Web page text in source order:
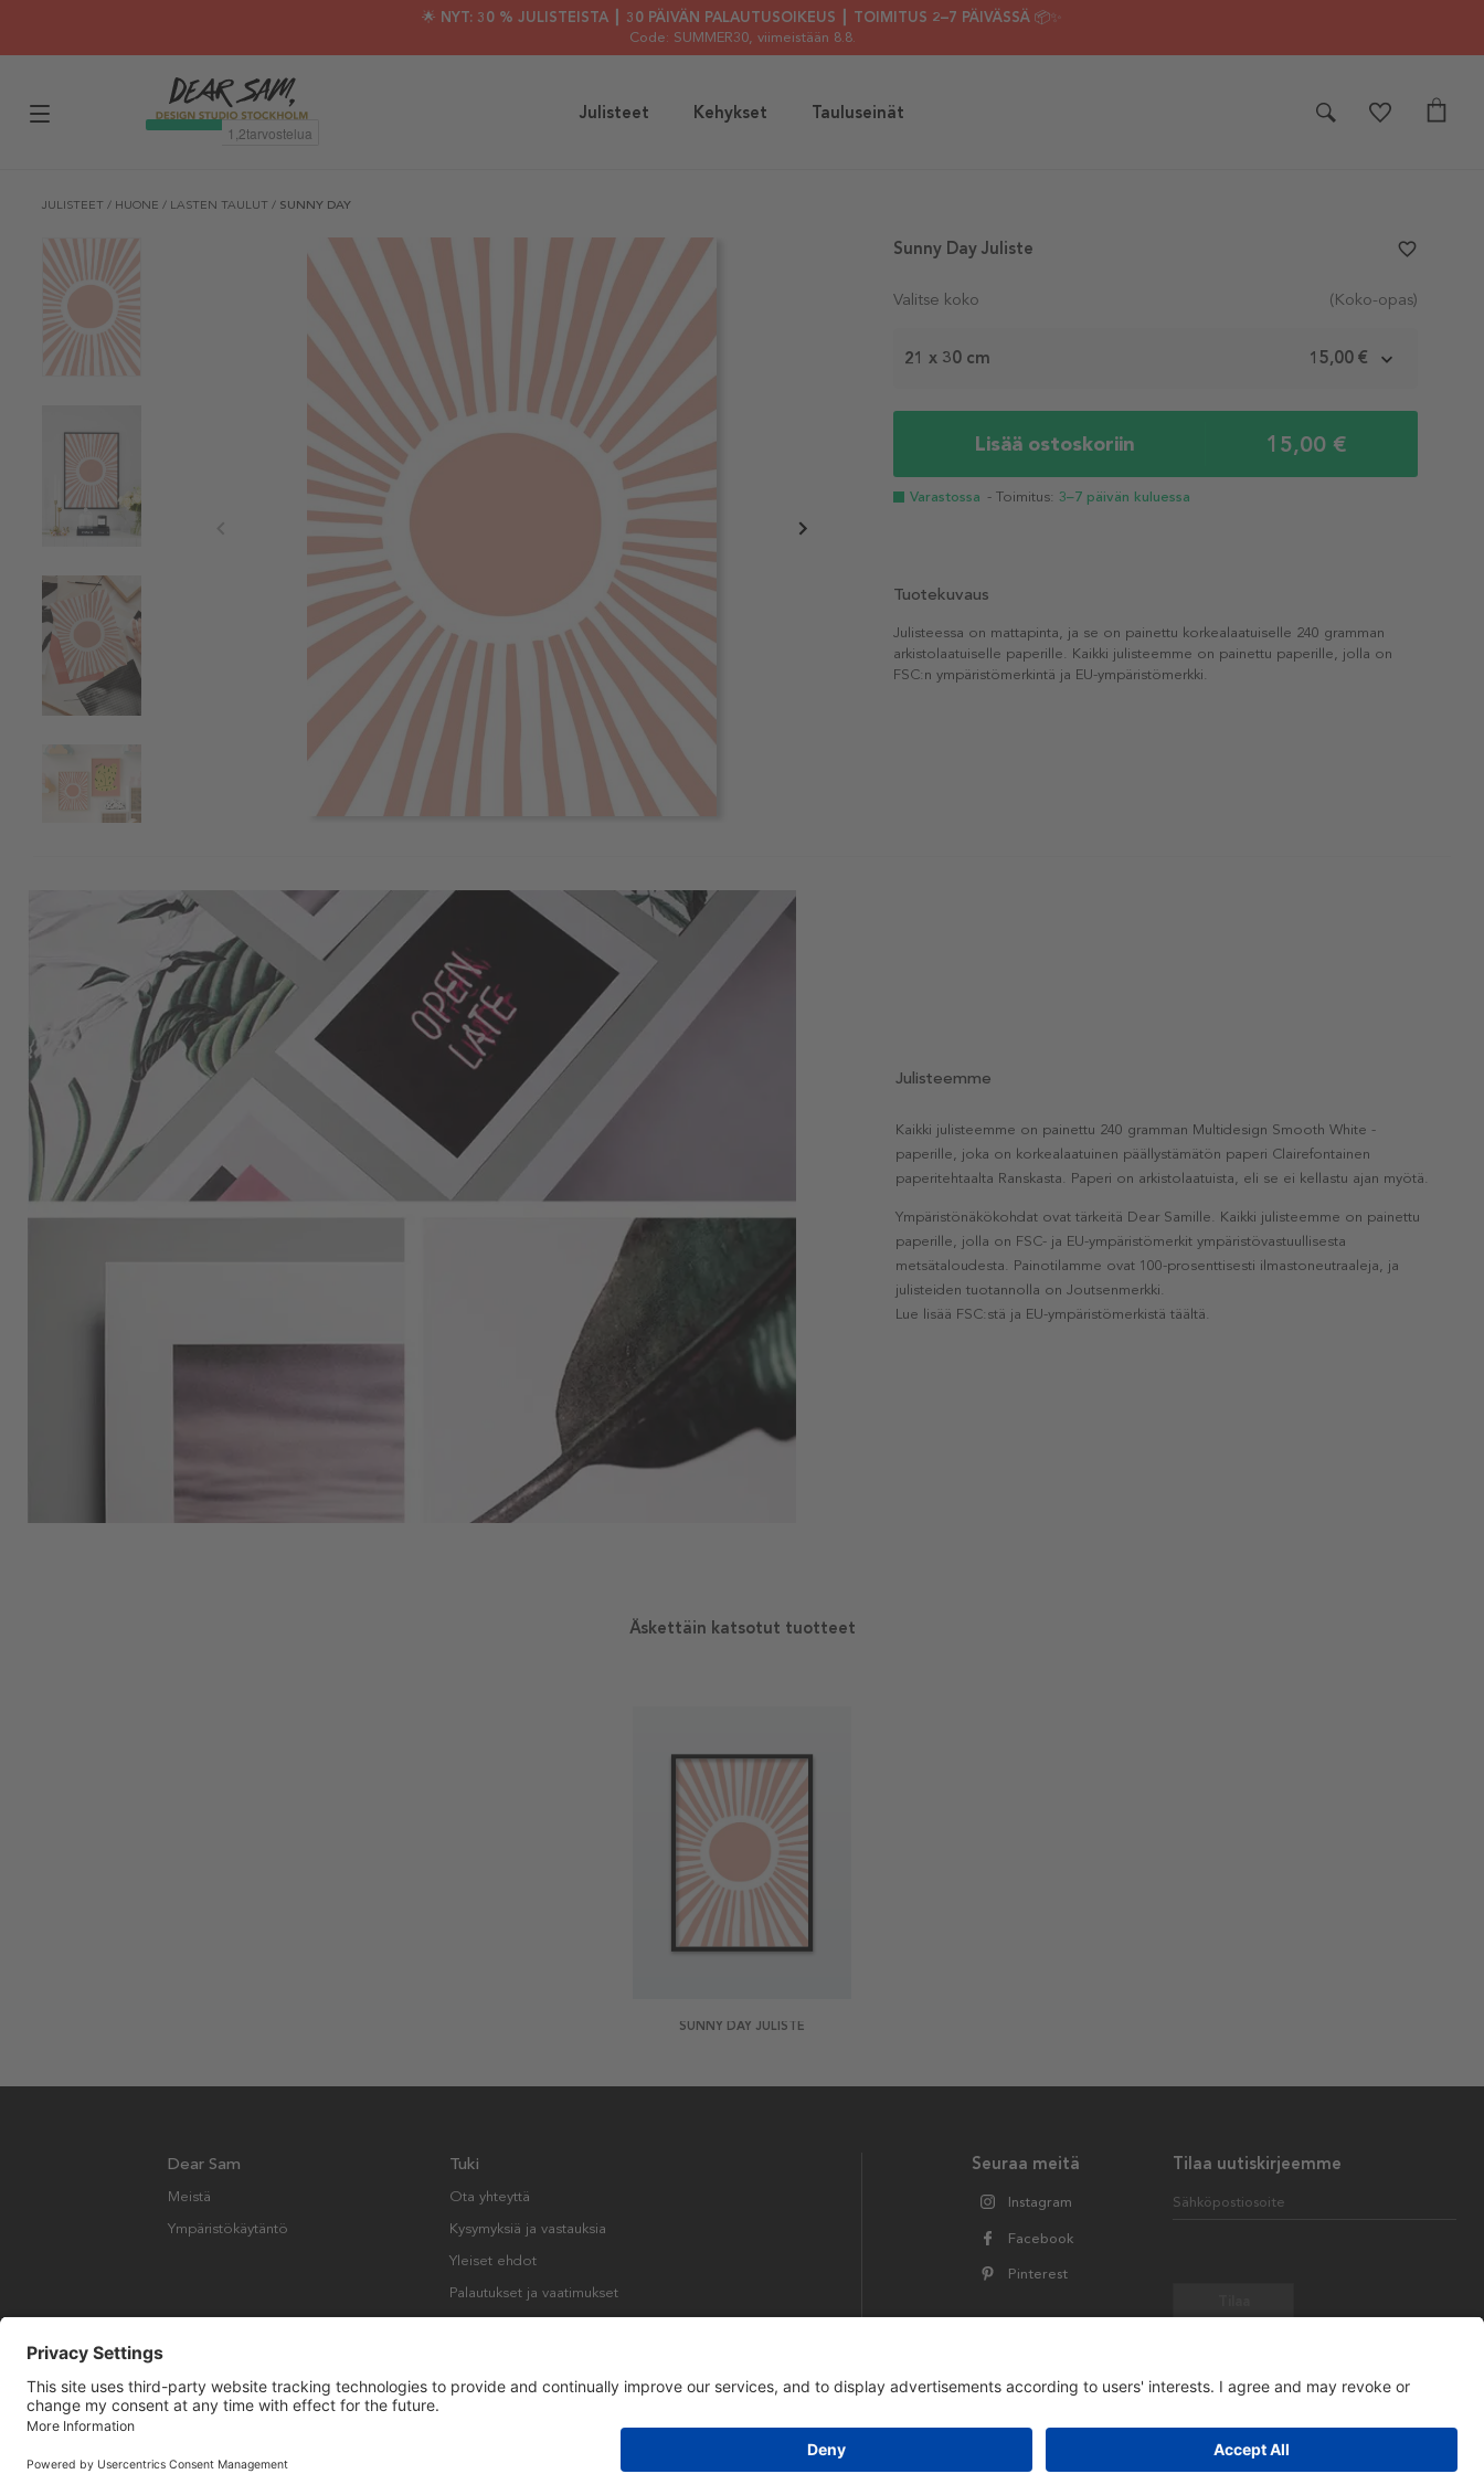
🌟 NYT: 30 % JULISTEISTA ┃ 30 PÄIVÄN PALAUTUSOIKEUS ┃ TOIMITUS 2–7 PÄIVÄSSÄ 📦✨
Code: SUMMER30, viimeistään 8.8.
Julisteet Kehykset Tauluseinät
JULISTEET / HUONE / LASTEN TAULUT / SUNNY DAY
Valitse koko (Koko-opas)
21 x 30 cm 15,00 €
Lisää ostoskoriin 15,00 €
Varastossa - Toimitus: 3–7 päivän kuluessa
Sunny Day Juliste favorite_border
Tuotekuvaus
Julisteessa on mattapinta, ja se on painettu korkealaatuiselle 240 gramman
arkistolaatuiselle paperille. Kaikki julisteemme on painettu paperille, jolla on
FSC:n ympäristömerkintä ja EU-ympäristömerkki.
Julisteemme
Kaikki julisteemme on painettu 240 gramman Multidesign Smooth White -
paperille, joka on korkealaatuinen päällystämätön paperi Clairefontainen
paperitehtaalta Ranskasta. Paperi on arkistolaatuista, eli se ei kellastu ajan myötä.
Ympäristönäkökohdat ovat tärkeitä Dear Samille. Kaikki julisteemme on painettu
paperille, jolla on FSC- ja EU-ympäristömerkit ympäristövastuullisesta
metsätaloudesta. Painotilamme ovat 100-prosenttisesti ilmastoneutraaleja, ja
julisteiden tuotannolla on Joutsenmerkki.
Lue lisää FSC:stä ja EU-ympäristömerkistä täältä.
Äskettäin katsotut tuotteet
SUNNY DAY JULISTE
Tilaa uutiskirjeemme
Sähköpostiosoite
Seuraa meitä
Instagram
Facebook
Pinterest
Dear Sam
Meistä
Ympäristökäytäntö
Tuki
Ota yhteyttä
Kysymyksiä ja vastauksia
Yleiset ehdot
Palautukset ja vaatimukset